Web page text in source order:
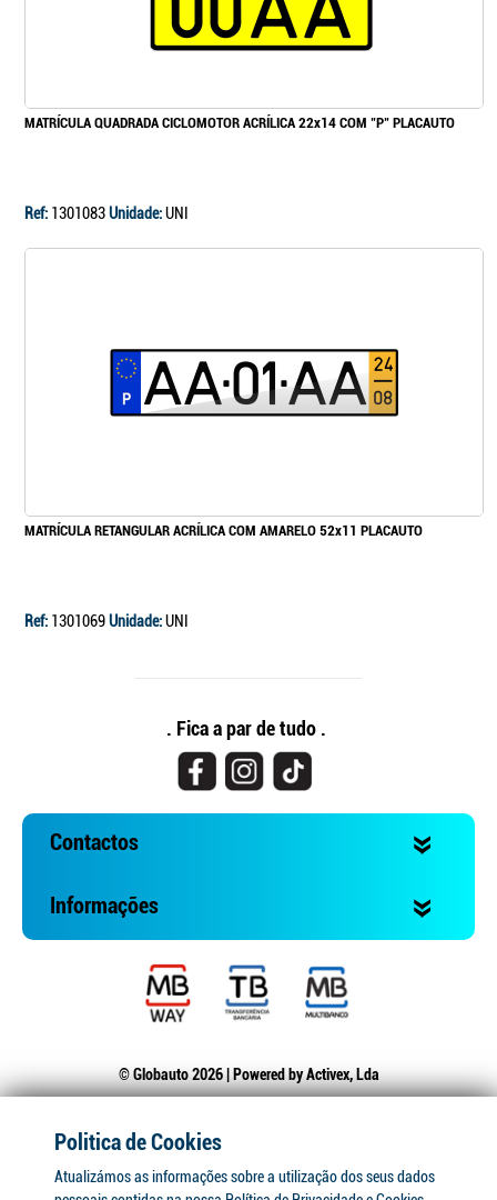
MATRÍCULA QUADRADA CICLOMOTOR ACRÍLICA 22x14 COM "P" PLACAUTO
Ref: 1301083Unidade:UNI
MATRÍCULA RETANGULAR ACRÍLICA COM AMARELO 52x11 PLACAUTO
Ref: 1301069Unidade:UNI
. Fica a par de tudo .
Contactos
Informações
© Globauto 2026 | Powered byActivex, Lda
Politica de Cookies
Atualizámos as informações sobre a utilização dos seus dados